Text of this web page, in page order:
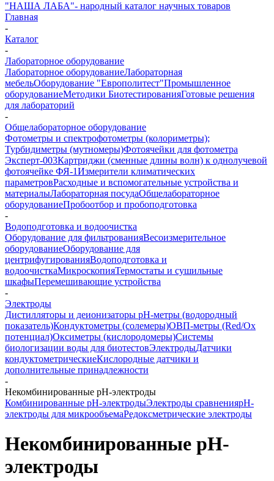
"НАША ЛАБА"- народный каталог научных товаров
Главная
-
Каталог
-
Лабораторное оборудование
Лабораторное оборудованиеЛабораторная
мебельОборудование "Европолитест"Промышленное
оборудованиеМетодики БиотестированияГотовые решения
для лабораторий
-
Общелабораторное оборудование
Фотометры и спектрофотометры (колориметры);
Турбидиметры (мутномеры)Фотоячейки для фотометра
Эксперт-003Картриджи (сменные длины волн) к однолучевой
фотоячейке ФЯ-1Измерители климатических
параметровРасходные и вспомогательные устройства и
материалыЛабораторная посудаОбщелабораторное
оборудованиеПробоотбор и пробоподготовка
-
Водоподготовка и водоочистка
Оборудование для фильтрованияВесоизмерительное
оборудованиеОборудование для
центрифугированияВодоподготовка и
водоочисткаМикроскопияТермостаты и сушильные
шкафыПеремешивающие устройства
-
Электроды
Дистилляторы и деионизаторы pH-метры (водородный
показатель)Кондуктометры (солемеры)ОВП-метры (Red/Ox
потенциал)Оксиметры (кислородомеры)Системы
биологизации воды для биотестовЭлектродыДатчики
кондуктометрическиеКислородные датчики и
дополнительные принадлежности
-
Некомбинированные рН-электроды
Комбинированные рН-электродыЭлектроды сравнениярН-
электроды для микрообъемаРедоксметрические электроды
Некомбинированные рН-
электроды